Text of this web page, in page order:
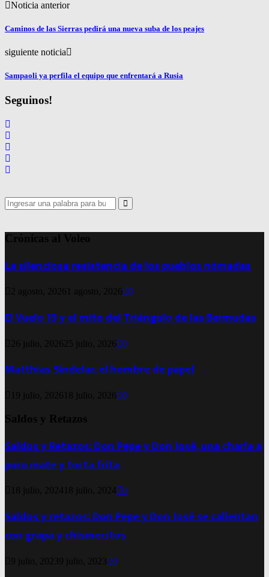
Noticia anterior
Caminos de las Sierras pedirá una nueva suba de los peajes
siguiente noticia
Sampaoli ya perfila el equipo que enfrentará a Rusia
Seguinos!
Search
for:
Search
Crónicas al Voleo
La silenciosa resistencia de los pueblos nómadas
2 agosto, 2026 1 agosto, 2026 0
El Vuelo 19 y el mito del Triángulo de las Bermudas
26 julio, 2026 25 julio, 2026 0
Matthias Sindelar, el hombre de papel
19 julio, 2026 18 julio, 2026 0
Saldos y Retazos
Saldos y Retazos: Don Pepe y Don José, una charla a
puro mate y torta frita
18 julio, 2024 18 julio, 2024 0
Saldos y retazos: Don Pepe y Don José se calientan
con grapa y chismecitos
9 julio, 20239 julio, 2023 0